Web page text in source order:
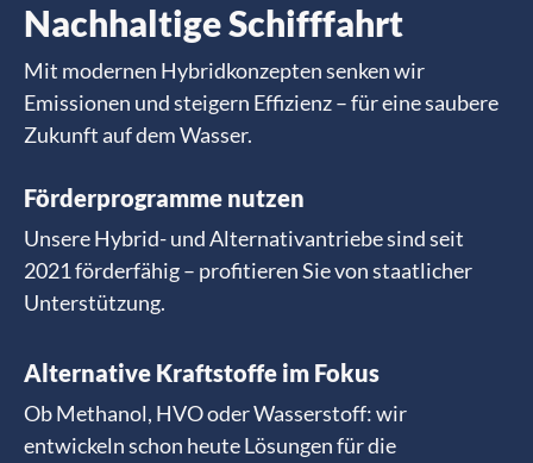
Nachhaltige Schifffahrt
Mit modernen Hybridkonzepten senken wir
Emissionen und steigern Effizienz – für eine saubere
Zukunft auf dem Wasser.
Förderprogramme nutzen
Unsere Hybrid- und Alternativantriebe sind seit
2021 förderfähig – profitieren Sie von staatlicher
Unterstützung.
Alternative Kraftstoffe im Fokus
Ob Methanol, HVO oder Wasserstoff: wir
entwickeln schon heute Lösungen für die